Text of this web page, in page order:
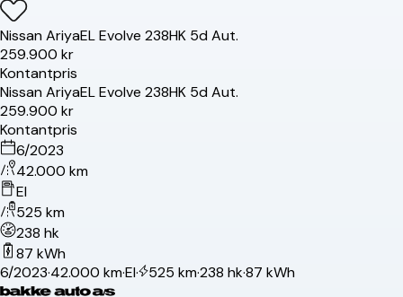
NissanAriyaEL Evolve 238HK 5d Aut.
259.900 kr
Kontantpris
NissanAriyaEL Evolve 238HK 5d Aut.
259.900 kr
Kontantpris
6/2023
42.000 km
El
525 km
238 hk
87 kWh
6/2023·42.000 km·El· 525 km·238 hk·87 kWh